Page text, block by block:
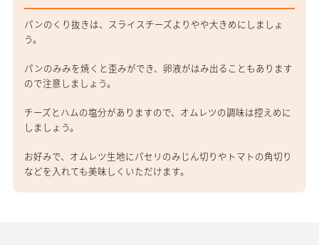
パンのくり抜きは、スライスチーズよりやや大きめにしましょ
う。
パンのみみを焼くと歪みができ、卵液がはみ出ることもあります
ので注意しましょう。
チーズとハムの塩分がありますので、オムレツの調味は控えめに
しましょう。
お好みで、オムレツ生地にパセリのみじん切りやトマトの角切り
などを入れても美味しくいただけます。